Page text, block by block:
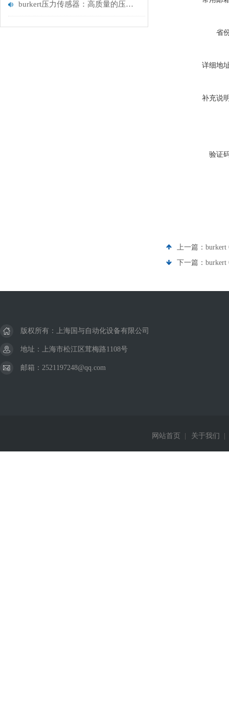
burkert压力传感器：高质量的压力测量解决方案
省
详细地
补充说
验证
上一篇： burkert
下一篇： burkert
版权所有：上海国与自动化设备有限公司
地址：上海市松江区茸梅路1108号
邮箱：2521197248@qq.com
网站首页 关于我们